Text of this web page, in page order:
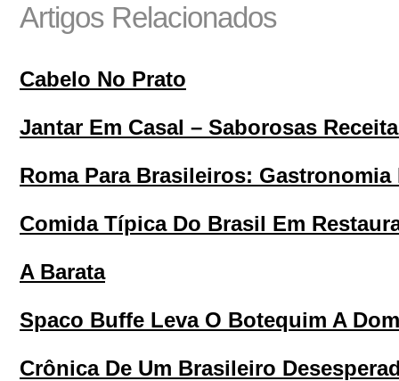
Artigos Relacionados
Cabelo No Prato
Jantar Em Casal – Saborosas
Roma Para Brasileiros: Gastronomia
Comida Típica Do Brasil Em
A Barata
Spaco Buffe Leva O Botequim A
Crônica De Um Brasileiro